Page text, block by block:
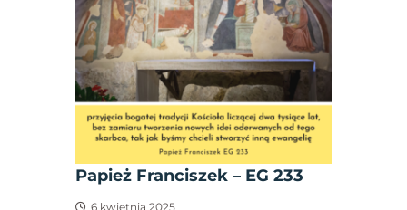
Papież Franciszek – EG 233
6 kwietnia 2025